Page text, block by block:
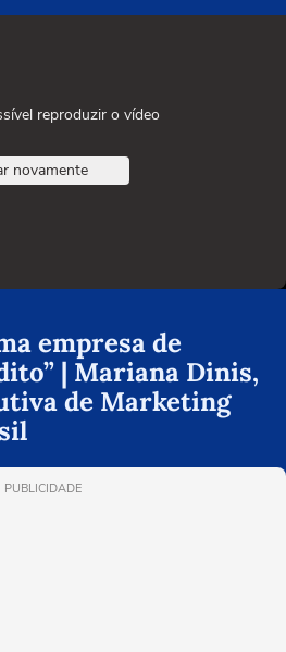
reproduzir o vídeo
novamente
empresa de
| Mariana Dinis,
de Marketing
PUBLICIDADE